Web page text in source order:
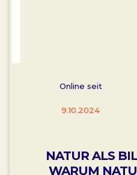
Online seit
9.10.2024
NATUR ALS
WARUM